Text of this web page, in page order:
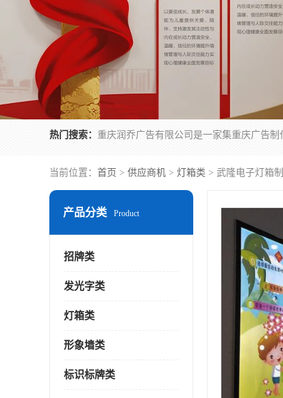
热门搜索：
当前位置： 首页 > 供应商机 > 灯箱类 > 武隆电子灯箱
产品分类 Product
招牌类
发光字类
灯箱类
形象墙类
标识标牌类